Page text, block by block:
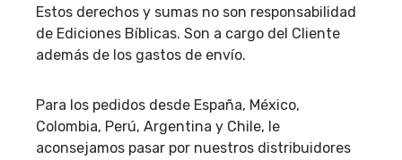
Estos derechos y sumas no son responsabilidad
de Ediciones Bíblicas. Son a cargo del Cliente
además de los gastos de envío.
Para los pedidos desde España, México,
Colombia, Perú, Argentina y Chile, le
aconsejamos pasar por nuestros distribuidores